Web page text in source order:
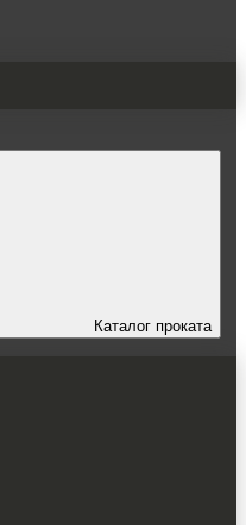
Каталог проката